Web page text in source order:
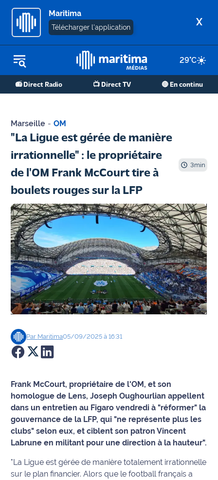
Maritima
Télécharger l'application X
29°C
📻 Direct Radio 📺 Direct TV 🔴 En continu
REPLAY RADIO
REPLAY TV
Martigues
- Etang
de Berre
Marseille
- Aix
OM
Agenda
Faits
divers
Sports
Société
Culture
Éducation
Emploi
Environnement
route
Marseille - OM
"La Ligue est gérée de manière
irrationnelle" : le propriétaire
de l'OM Frank McCourt tire à
boulets rouges sur la LFP
3min
Par Maritima05/09/2025 à 16:31
Frank McCourt, propriétaire de l'OM, et son
homologue de Lens, Joseph Oughourlian appellent
dans un entretien au Figaro vendredi à "réformer" la
gouvernance de la LFP, qui "ne représente plus les
clubs" selon eux, et ciblent son patron Vincent
Labrune en militant pour une direction à la hauteur".
"La Ligue est gérée de manière totalement irrationnelle
sur le plan financier. Alors que le football français a